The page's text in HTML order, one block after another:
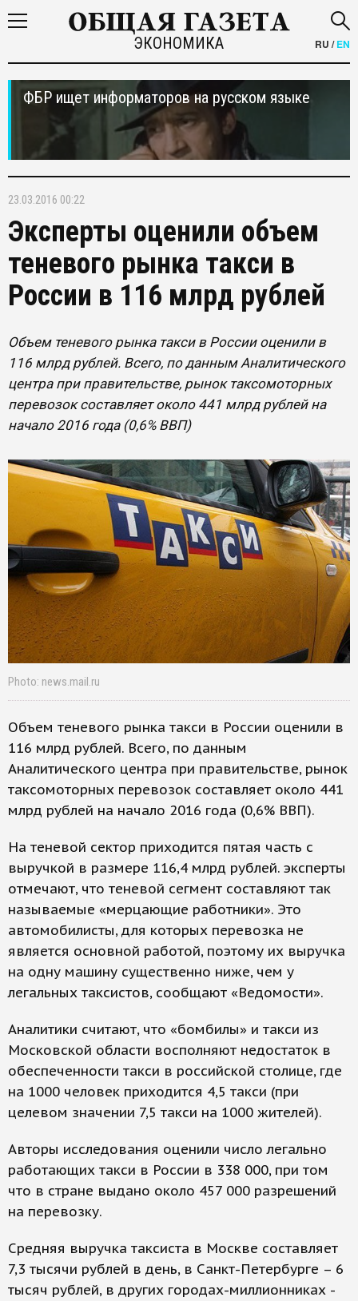
ЭКОНОМИКА RU /EN
ФБР ищет информаторов на русском языке
23.03.2016 00:22
Эксперты оценили объем
теневого рынка такси в
России в 116 млрд рублей
Объем теневого рынка такси в России оценили в
116 млрд рублей. Всего, по данным Аналитического
центра при правительстве, рынок таксомоторных
перевозок составляет около 441 млрд рублей на
начало 2016 года (0,6% ВВП)
Photo: news.mail.ru
Объем теневого рынка такси в России оценили в
116 млрд рублей. Всего, по данным
Аналитического центра при правительстве, рынок
таксомоторных перевозок составляет около 441
млрд рублей на начало 2016 года (0,6% ВВП).
На теневой сектор приходится пятая часть с
выручкой в размере 116,4 млрд рублей. эксперты
отмечают, что теневой сегмент составляют так
называемые «мерцающие работники». Это
автомобилисты, для которых перевозка не
является основной работой, поэтому их выручка
на одну машину существенно ниже, чем у
легальных таксистов, сообщают «Ведомости».
Аналитики считают, что «бомбилы» и такси из
Московской области восполняют недостаток в
обеспеченности такси в российской столице, где
на 1000 человек приходится 4,5 такси (при
целевом значении 7,5 такси на 1000 жителей).
Авторы исследования оценили число легально
работающих такси в России в 338 000, при том
что в стране выдано около 457 000 разрешений
на перевозку.
Средняя выручка таксиста в Москве составляет
7,3 тысячи рублей в день, в Санкт-Петербурге – 6
тысяч рублей, в других городах-миллионниках -